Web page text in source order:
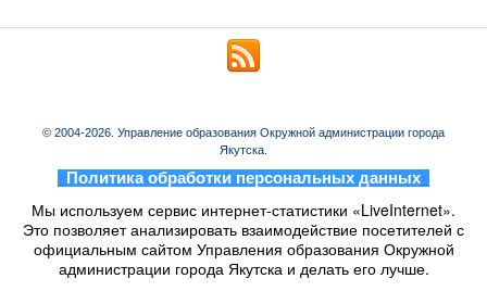
© 2004-2026. Управление образования Окружной администрации города
Якутска.
Политика обработки персональных данных
Мы используем сервис интернет-статистики «LiveInternet».
Это позволяет анализировать взаимодействие посетителей с
официальным сайтом Управления образования Окружной
администрации города Якутска и делать его лучше.